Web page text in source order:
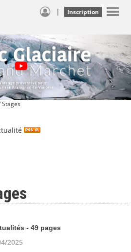
| Inscription
Stages
- 49 pages
2025